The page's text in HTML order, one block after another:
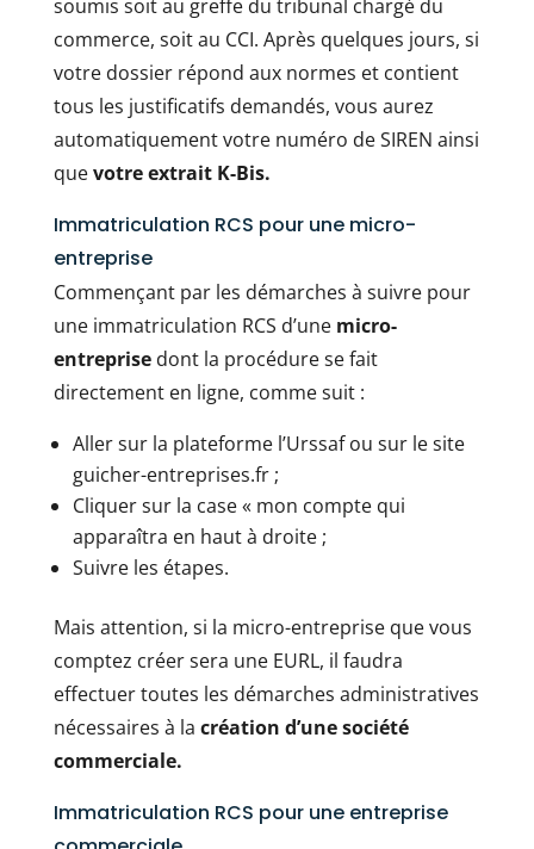
soumis soit au greffe du tribunal chargé du
commerce, soit au CCI. Après quelques jours, si
votre dossier répond aux normes et contient
tous les justificatifs demandés, vous aurez
automatiquement votre numéro de SIREN ainsi
quevotre extrait K-Bis.
Immatriculation RCS pour une micro-
entreprise
Commençant par les démarches à suivre pour
une immatriculation RCS d’une micro-
entreprisedont la procédure se fait
directement en ligne, comme suit :
Aller sur la plateforme l’Urssaf ou sur le site
guicher-entreprises.fr ;
Cliquer sur la case « mon compte qui
apparaîtra en haut à droite ;
Suivre les étapes.
Mais attention, si la micro-entreprise que vous
comptez créer sera une EURL, il faudra
effectuer toutes les démarches administratives
nécessaires à la création d’une société
commerciale.
Immatriculation RCS pour une entreprise